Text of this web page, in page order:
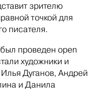
зрителю
точкой для
писателя.
проведен open
художники и
Дуганов, Андрей
и Данила